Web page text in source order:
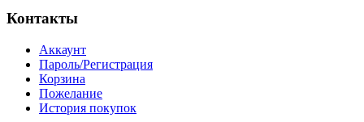
Контакты
Аккаунт
Пароль/Регистрация
Корзина
Пожелание
История покупок